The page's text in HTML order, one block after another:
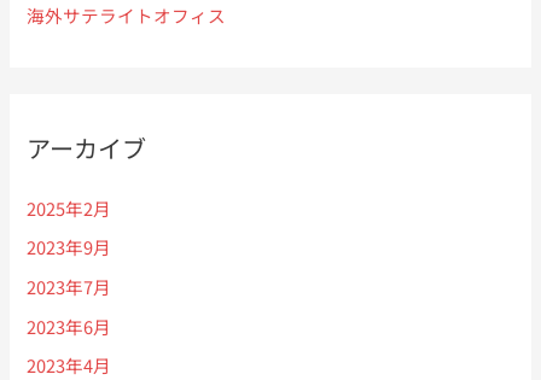
海外サテライトオフィス
アーカイブ
2025年2月
2023年9月
2023年7月
2023年6月
2023年4月